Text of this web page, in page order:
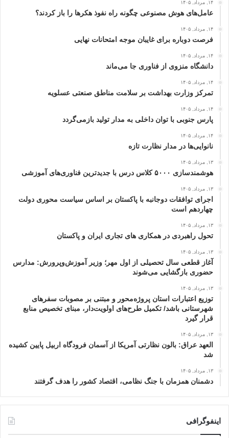
۱۴, مرداد, ۱۴۰۵
عامل‌های هوش مصنوعی چگونه راه نفوذ هکرها را باز کردند؟
۱۴, مرداد, ۱۴۰۵
فرصت دوباره برای غایبان موجه امتحانات نهایی
۱۴, مرداد, ۱۴۰۵
دانشگاه منزوی از فناوری جا می‌ماند
۱۴, مرداد, ۱۴۰۵
تمرکز وزارت بهداشت بر سلامت مناطق صنعتی عسلویه
۱۴, مرداد, ۱۴۰۵
پارس جنوبی با توان داخلی به مدار تولید بازمی‌گردد
۱۴, مرداد, ۱۴۰۵
نانوایی‌ها در مدار نظارت تازه
۱۳, مرداد, ۱۴۰۵
هوشمندسازی ۵۰۰۰ کلاس درس با جدیدترین فناوری‌های آموزشی
۱۳, مرداد, ۱۴۰۵
اجرای توافقات دوجانبه با پاکستان بر اساس سیاست محوری دولت
چهاردهم است
۱۳, مرداد, ۱۴۰۵
تحول راهبردی در همکاری های تجاری ایران و پاکستان
۱۳, مرداد, ۱۴۰۵
آغاز قطعی سال تحصیلی از اول مهر؛ وزیر آموزش‌وپرورش: مدارس
حضوری بازگشایی می‌شوند
۱۳, مرداد, ۱۴۰۵
توزیع اعتبارات استان پروژه‌محور و مبتنی بر مصوبات سفرهای
شهرستانی باشد/ تکمیل طرح‌های اولویت‌دار، مبنای تخصیص منابع
قرار گیرد
۱۳, مرداد, ۱۴۰۵
العهد عراق: بالون نظارتی آمریکا از آسمان فرودگاه اربیل پایین کشیده
شد
۱۳, مرداد, ۱۴۰۵
دشمنان همزمان با جنگ نظامی، اقتصاد کشور را هدف گرفتند
اینفوگرافی